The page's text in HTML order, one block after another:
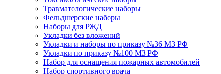
Травматологические наборы
Фельдшерские наборы
Наборы для РЖД
Укладки без вложений
Укладки и наборы по приказу №36 МЗ РФ
Укладки по приказу №100 МЗ РФ
Набор для оснащения пожарных автомобилей
Набор спортивного врача